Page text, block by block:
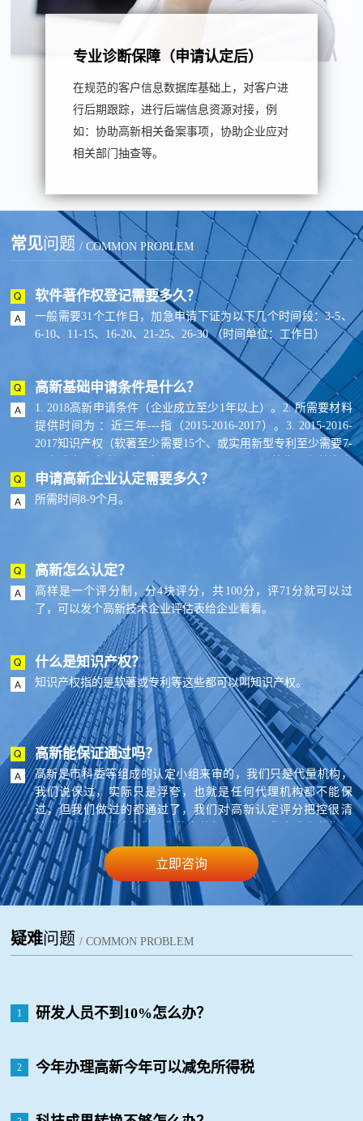
专业诊断保障（申请认定后）
在规范的客户信息数据库基础上，对客户进
行后期跟踪，进行后端信息资源对接，例
如：协助高新相关备案事项，协助企业应对
相关部门抽查等。
常见问题 / COMMON PROBLEM
软件著作权登记需要多久？
一般需要31个工作日，加急申请下证为以下几个时间段：3-5、
6-10、11-15、16-20、21-25、26-30 （时间单位：工作日）
高新基础申请条件是什么？
1. 2018高新申请条件（企业成立至少1年以上）。2. 所需要材料
提供时间为 ：近三年---指（2015-2016-2017）。3. 2015-2016-
2017知识产权（软著至少需要15个、或实用新型专利至少需要7-
10个或发明专利至少2个）。4. 2015-2016-2017总收入和总资产
是否上升趋势。5. 2015-2016-2017提供与知识产权相关的合同--
最少15份。6. 一份与大学或研究所的合作开发协议,产学研合
申请高新企业认定需要多久？
所需时间8-9个月。
高新怎么认定？
高样是一个评分制，分4块评分，共100分，评71分就可以过
了，可以发个高新技术企业评估表给企业看看。
什么是知识产权？
知识产权指的是软著或专利等这些都可以叫知识产权。
高新能保证通过吗？
高新是市科委等组成的认定小组来审的，我们只是代量机构，
我们说保过，实际只是浮夸，也就是任何代理机构都不能保
过，但我们做过的都通过了，我们对高新认定评分把控很清
楚，知道怎么做才能做，您的条件如果可以，您在我们的指导
下来准备材料，基本就能过。
立即咨询
疑难问题 / COMMON PROBLEM
1 研发人员不到10%怎么办？
2
今年办理高新今年可以减免所得税